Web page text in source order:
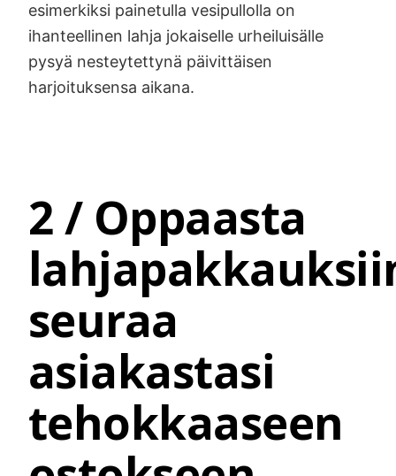
esimerkiksi painetulla vesipullolla on
ihanteellinen lahja jokaiselle urheiluisälle
pysyä nesteytettynä päivittäisen
harjoituksensa aikana.
2 / Oppaasta
seuraa
asiakastasi
tehokkaaseen